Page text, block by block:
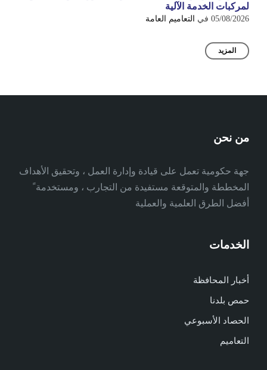
لمركبات الخدمة الآلية
05/08/2026 في التعاميم العامة
المزيد
من نحن
جهة حكومية تعمل على قيادة وإدارة العمل ، وتحقيق الأهداف
المخططة والمتوقعة مستفيدة من التجارب ، ومستخدمة ً
أفضل الطرق العلمية والعملية
الخدمات
أخبار المحافظة
حمص بلدنا
الحصاد الأسبوعي
التعاميم